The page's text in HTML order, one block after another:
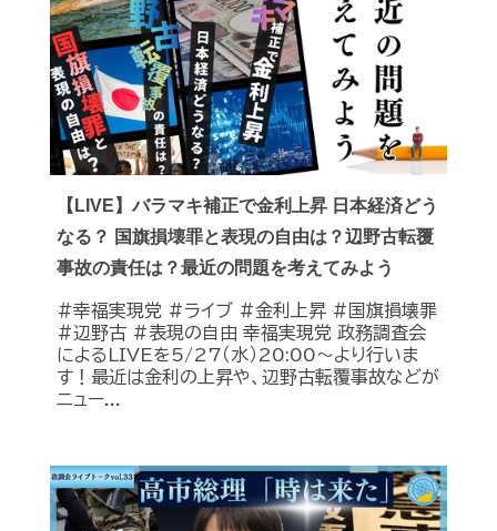
【LIVE】バラマキ補正で金利上昇 日本経済どう
なる？ 国旗損壊罪と表現の自由は？辺野古転覆
事故の責任は？最近の問題を考えてみよう
#幸福実現党 #ライブ #金利上昇 #国旗損壊罪
#辺野古 #表現の自由 幸福実現党 政務調査会
によるLIVEを5/27（水）20:00〜より行いま
す！最近は金利の上昇や、辺野古転覆事故などが
ニュー...